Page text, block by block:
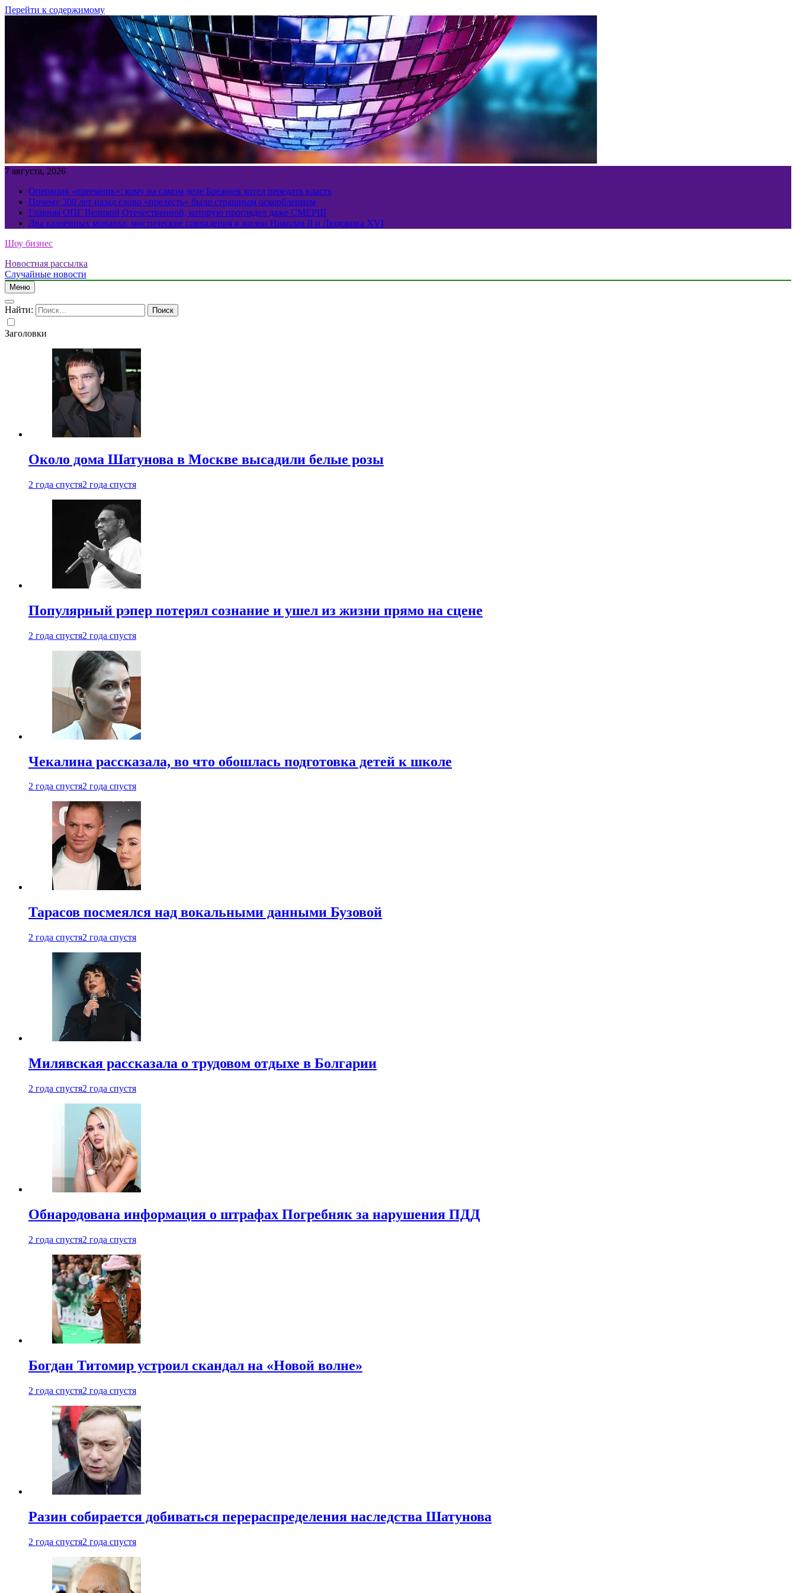
Перейти к содержимому
7 августа, 2026
Операция «преемник»: кому на самом деле Брежнев хотел передать власть
Почему 300 лет назад слово «прелесть» было страшным оскорблением
Главная ОПГ Великой Отечественной, которую проглядел даже СМЕРШ
Два казнённых монарха: мистические совпадения в жизни Николая II и Людовика XVI
Шоу бизнес
Новостная рассылка
Случайные новости
Меню
Найти:
Заголовки
Около дома Шатунова в Москве высадили белые розы
2 года спустя2 года спустя
Популярный рэпер потерял сознание и ушел из жизни прямо на сцене
2 года спустя2 года спустя
Чекалина рассказала, во что обошлась подготовка детей к школе
2 года спустя2 года спустя
Тарасов посмеялся над вокальными данными Бузовой
2 года спустя2 года спустя
Милявская рассказала о трудовом отдыхе в Болгарии
2 года спустя2 года спустя
Обнародована информация о штрафах Погребняк за нарушения ПДД
2 года спустя2 года спустя
Богдан Титомир устроил скандал на «Новой волне»
2 года спустя2 года спустя
Разин собирается добиваться перераспределения наследства Шатунова
2 года спустя2 года спустя